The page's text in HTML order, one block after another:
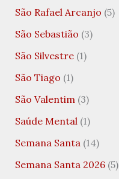
São Rafael Arcanjo (5)
São Sebastião (3)
São Silvestre(1)
São Tiago (1)
São Valentim (3)
Saúde Mental (1)
Semana Santa (14)
Semana Santa 2026(5)